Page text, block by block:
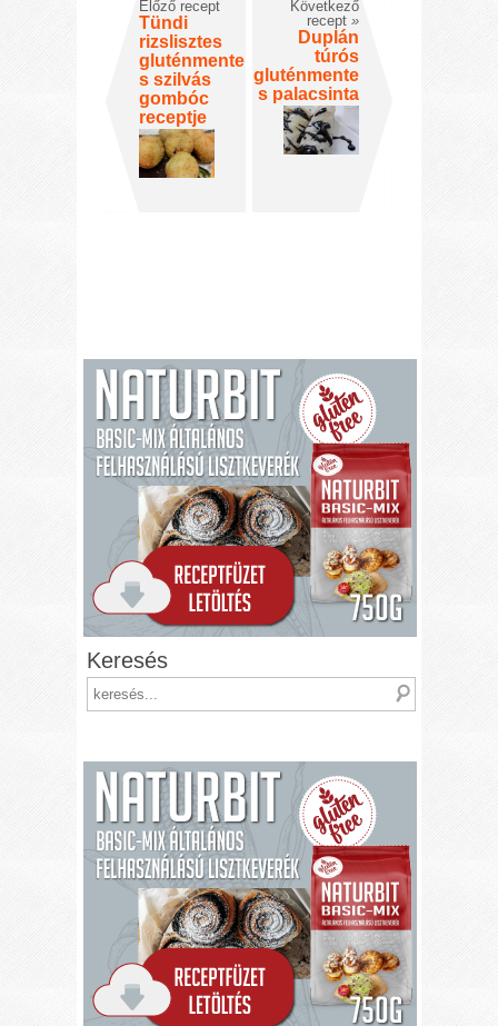
Előző recept
Tündi
rizslisztes
gluténmente
s szilvás
gombóc
receptje
Következő
recept »
Duplán
túrós
gluténmente
s palacsinta
Keresés